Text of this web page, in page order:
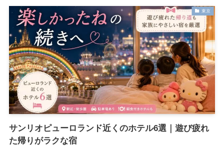
東京
サンリオピューロランド近くのホテル6選｜遊び疲れ
た帰りがラクな宿